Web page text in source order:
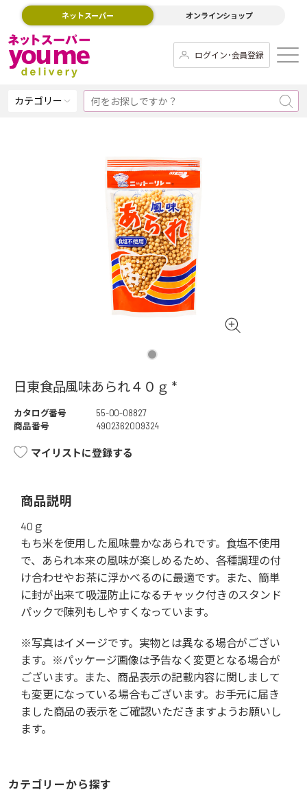
ネットスーパー オンラインショップ
ログイン･会員登録
カテゴリー
日東食品風味あられ４０ｇ *
カタログ番号
55-00-08827
商品番号
4902362009324
マイリストに登録する
商品説明
40ｇ
もち米を使用した風味豊かなあられです。食塩不使用
で、あられ本来の風味が楽しめるため、各種調理の付
け合わせやお茶に浮かべるのに最適です。また、簡単
に封が出来て吸湿防止になるチャック付きのスタンド
パックで陳列もしやすくなっています。
※写真はイメージです。実物とは異なる場合がござい
ます。※パッケージ画像は予告なく変更となる場合が
ございます。また、商品表示の記載内容に関しまして
も変更になっている場合もございます。お手元に届き
ました商品の表示をご確認いただきますようお願いし
ます。
カテゴリーから探す